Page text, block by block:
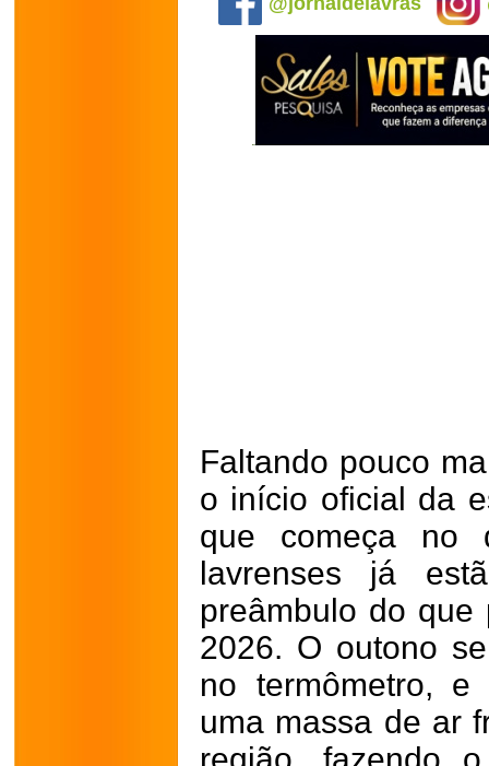
Faltando pouco
o início oficial da
que começa
lavrenses já
preâmbulo do
2026. O outono
no termômetro,
uma massa de ar